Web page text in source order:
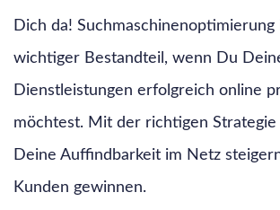
Dich da! Suchmaschinenoptimierung
wichtiger Bestandteil, wenn Du
Dienstleistungen erfolgreich online
möchtest. Mit der richtigen Strategie
Deine Auffindbarkeit im Netz
Kunden gewinnen.